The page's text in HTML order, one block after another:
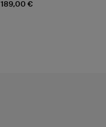
189,00 €
Mousse